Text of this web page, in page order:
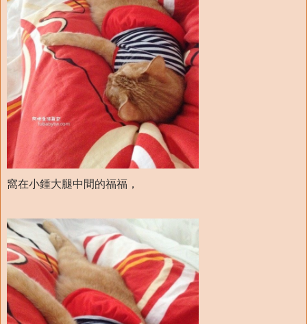
窩在小鍾大腿中間的福福，